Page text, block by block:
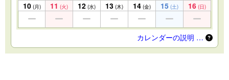
10 (月) 11 (火) 12 (水) 13 (木) 14 (金) 15 (土) 16 (日)
カレンダーの説明 …